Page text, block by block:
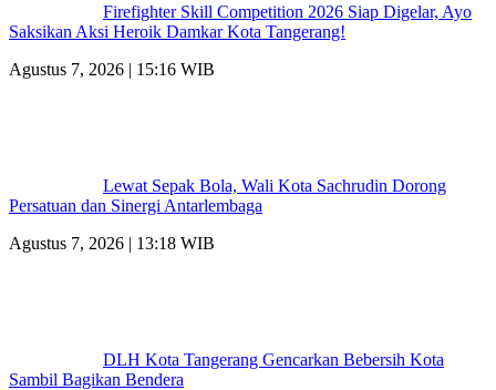
Firefighter Skill Competition 2026 Siap Digelar, Ayo
Saksikan Aksi Heroik Damkar Kota Tangerang!
Agustus 7, 2026 | 15:16 WIB
Lewat Sepak Bola, Wali Kota Sachrudin Dorong
Persatuan dan Sinergi Antarlembaga
Agustus 7, 2026 | 13:18 WIB
DLH Kota Tangerang Gencarkan Bebersih Kota
Sambil Bagikan Bendera